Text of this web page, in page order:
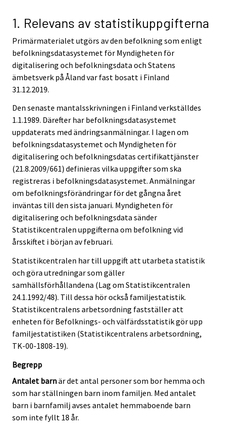
1. Relevans av statistikuppgifterna
Primärmaterialet utgörs av den befolkning som enligt
befolkningsdatasystemet för Myndigheten för
digitalisering och befolkningsdata och Statens
ämbetsverk på Åland var fast bosatt i Finland
31.12.2019.
Den senaste mantalsskrivningen i Finland verkställdes
1.1.1989. Därefter har befolkningsdatasystemet
uppdaterats med ändringsanmälningar. I lagen om
befolkningsdatasystemet och Myndigheten för
digitalisering och befolkningsdatas certifikattjänster
(21.8.2009/661) definieras vilka uppgifter som ska
registreras i befolkningsdatasystemet. Anmälningar
om befolkningsförändringar för det gångna året
inväntas till den sista januari. Myndigheten för
digitalisering och befolkningsdata sänder
Statistikcentralen uppgifterna om befolkning vid
årsskiftet i början av februari.
Statistikcentralen har till uppgift att utarbeta statistik
och göra utredningar som gäller
samhällsförhållandena (Lag om Statistikcentralen
24.1.1992/48). Till dessa hör också familjestatistik.
Statistikcentralens arbetsordning fastställer att
enheten för Befolknings- och välfärdsstatistik gör upp
familjestatistiken (Statistikcentralens arbetsordning,
TK-00-1808-19).
Begrepp
Antalet barnär det antal personer som bor hemma och
som har ställningen barn inom familjen. Med antalet
barn i barnfamilj avses antalet hemmaboende barn
som inte fyllt 18 år.